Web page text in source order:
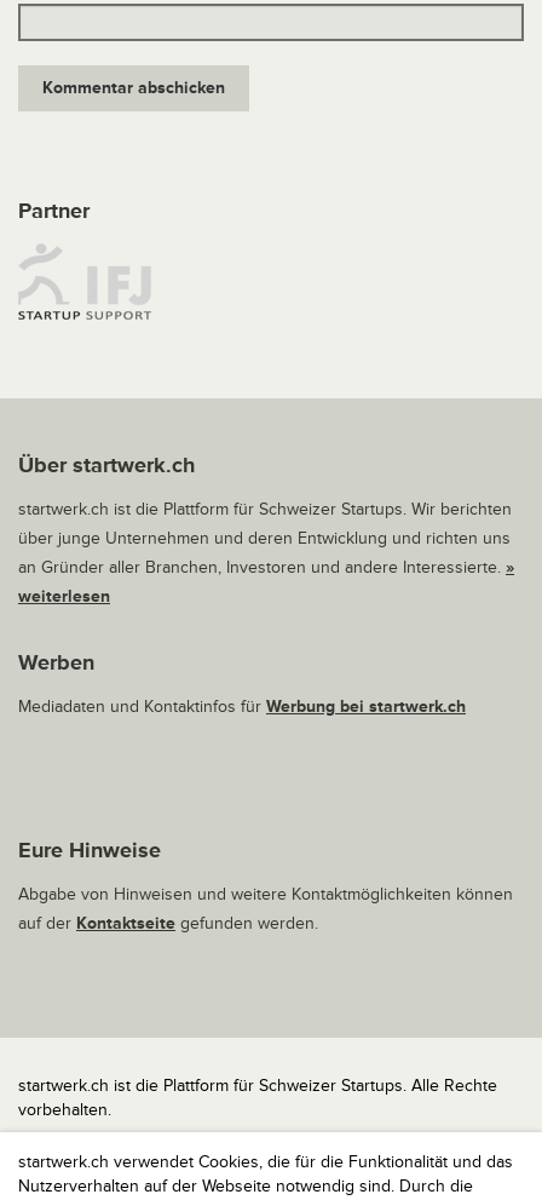
startwerk.ch verwendet Cookies, die für die Funktionalität und das
Nutzerverhalten auf der Webseite notwendig sind. Durch die
Partner
Über startwerk.ch
startwerk.ch ist die Plattform für Schweizer Startups. Wir berichten
über junge Unternehmen und deren Entwicklung und richten uns
an Gründer aller Branchen, Investoren und andere Interessierte. »
weiterlesen
Werben
Mediadaten und Kontaktinfos für Werbung bei startwerk.ch
Eure Hinweise
Abgabe von Hinweisen und weitere Kontaktmöglichkeiten können
auf der Kontaktseite gefunden werden.
startwerk.ch ist die Plattform für Schweizer Startups. Alle Rechte
vorbehalten.
Impressum
Kontakt